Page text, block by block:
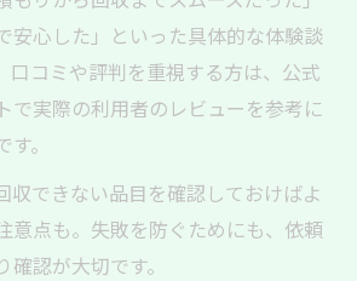
安心した」といった具体的な体験談
口コミや評判を重視する方は、公式
で実際の利用者のレビューを参考に
。
収できない品目を確認しておけばよ
意点も。失敗を防ぐためにも、依頼
認が大切です。